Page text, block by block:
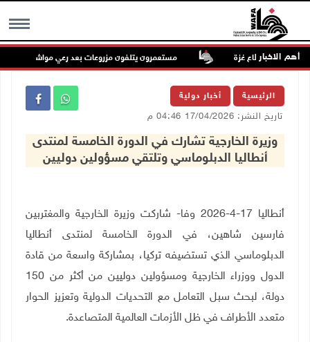
MENU أهم الاخبار مستعمرون يتلفون مزروعات بعد رعي مواشيهم في
الرئيسية أخبار دولية
تاريخ النشر: 17/04/2026 04:46 م
وزيرة الخارجية تشارك في الدورة الخامسة لمنتدى
أنطاليا الدبلوماسي وتلتقي مسؤولين دوليين
أنطاليا 17-4-2026 وفا- شاركت وزيرة الخارجية والمغتربين
فارسين شاهين، في الدورة الخامسة لمنتدى أنطاليا
الدبلوماسي الذي تستضيفه تركيا، بمشاركة واسعة من قادة
الدول ووزراء الخارجية ومسؤولين دوليين من أكثر من 150
دولة، لبحث سبل التعامل مع التحديات الدولية وتعزيز الحوار
متعدد الأطراف في ظل الأزمات العالمية المتصاعدة.